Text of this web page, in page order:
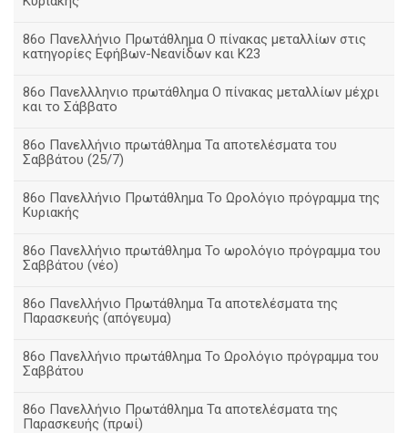
86ο Πανελλήνιο Πρωτάθλημα Ο πίνακας μεταλλίων στις
κατηγορίες Εφήβων-Νεανίδων και Κ23
86ο Πανελλληνιο πρωτάθλημα Ο πίνακας μεταλλίων μέχρι
και το Σάββατο
86ο Πανελλήνιο πρωτάθλημα Τα αποτελέσματα του
Σαββάτου (25/7)
86o Πανελλήνιο Πρωτάθλημα Το Ωρολόγιο πρόγραμμα της
Κυριακής
86ο Πανελλήνιο πρωτάθλημα Το ωρολόγιο πρόγραμμα του
Σαββάτου (νέο)
86ο Πανελλήνιο Πρωτάθλημα Τα αποτελέσματα της
Παρασκευής (απόγευμα)
86ο Πανελλήνιο πρωτάθλημα Το Ωρολόγιο πρόγραμμα του
Σαββάτου
86ο Πανελλήνιο Πρωτάθλημα Τα αποτελέσματα της
Παρασκευής (πρωί)